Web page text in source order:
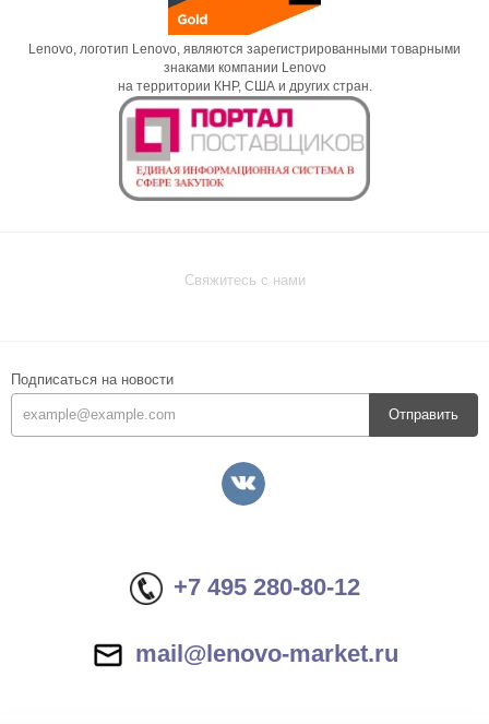
Lenovo, логотип Lenovo, являются зарегистрированными товарными
знаками компании Lenovo
на территории КНР, США и других стран.
Свяжитесь с нами
Подписаться на новости
Отправить
+7 495 280-80-12
mail@lenovo-market.ru